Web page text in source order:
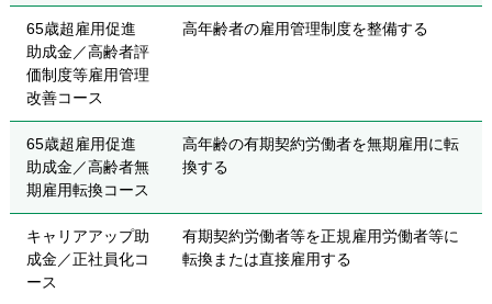
65歳超雇用促進
助成金／高齢者評
価制度等雇用管理
改善コース
高年齢者の雇用管理制度を整備する
65歳超雇用促進
助成金／高齢者無
期雇用転換コース
高年齢の有期契約労働者を無期雇用に転
換する
キャリアアップ助
成金／正社員化コ
ース
有期契約労働者等を正規雇用労働者等に
転換または直接雇用する